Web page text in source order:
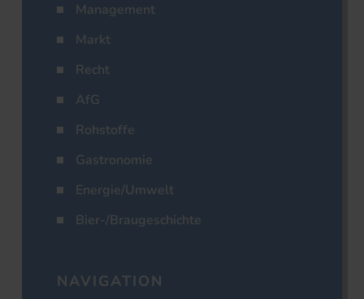
Management
Markt
Recht
AfG
Rohstoffe
Gastronomie
Energie/Umwelt
Bier-/Braugeschichte
NAVIGATION